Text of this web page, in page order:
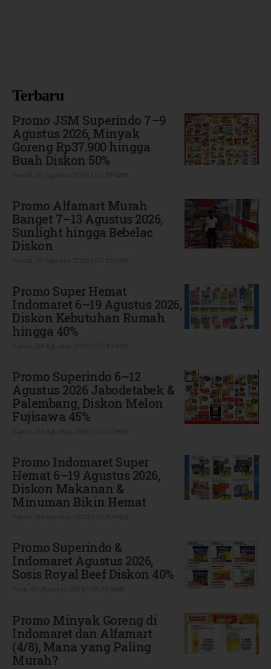
Terbaru
Promo JSM Superindo 7–9
Agustus 2026, Minyak
Goreng Rp37.900 hingga
Buah Diskon 50%
Promo Alfamart Murah
Banget 7–13 Agustus 2026,
Sunlight hingga Bebelac
Diskon
Promo Super Hemat
Indomaret 6–19 Agustus 2026,
Diskon Kebutuhan Rumah
hingga 40%
Promo Superindo 6–12
Agustus 2026 Jabodetabek &
Palembang, Diskon Melon
Fujisawa 45%
Promo Indomaret Super
Hemat 6–19 Agustus 2026,
Diskon Makanan &
Minuman Bikin Hemat
Promo Superindo &
Indomaret Agustus 2026,
Sosis Royal Beef Diskon 40%
Promo Minyak Goreng di
Indomaret dan Alfamart
(4/8), Mana yang Paling
Murah?